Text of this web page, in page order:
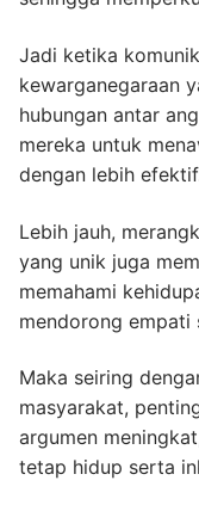
Jadi ketika
kewarganegaraan
hubungan antar
mereka untuk
dengan lebih
Lebih jauh,
yang unik juga
memahami
mendorong
Maka seiring
masyarakat,
argumen
tetap hidup serta